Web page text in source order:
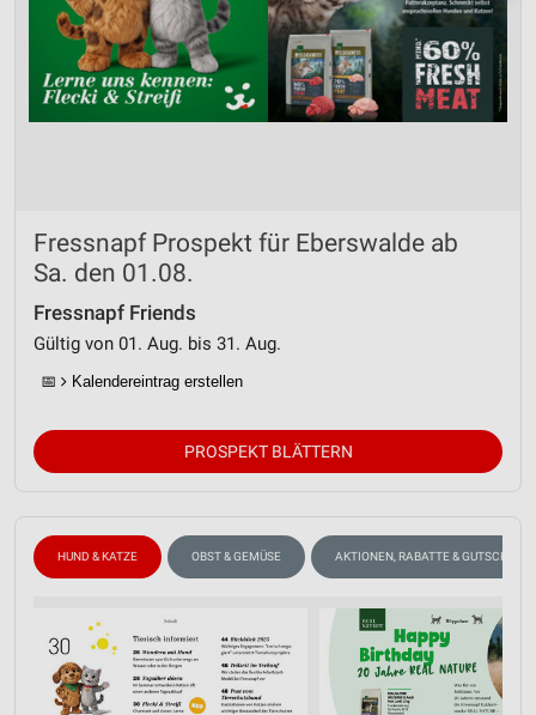
Fressnapf Prospekt für Eberswalde ab
Sa. den 01.08.
Fressnapf Friends
Gültig von 01. Aug. bis 31. Aug.
📅 Kalendereintrag erstellen
PROSPEKT BLÄTTERN
HUND & KATZE OBST & GEMÜSE AKTIONEN, RABATTE & GUTSCHEINE